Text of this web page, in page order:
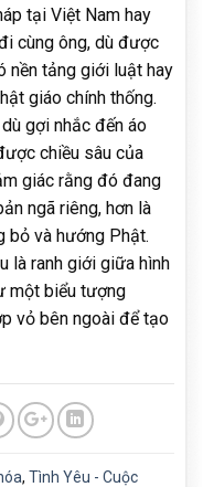
tại Việt Nam hay
cùng ông, dù được
nền tảng giới luật hay
giáo chính thống.
gợi nhắc đến áo
chiều sâu của
giác rằng đó đang
ngã riêng, hơn là
bỏ và hướng Phật.
là ranh giới giữa hình
một biểu tượng
vỏ bên ngoài để tạo
, Tình Yêu - Cuộc